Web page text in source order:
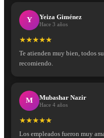
Y Yeiza Giménez
Hace 3 años
★★★★★
Te atienden muy bien, todos
recomiendo.
M Mubashar Nazir
Hace 4 años
★★★★★
Los empleados fueron muy